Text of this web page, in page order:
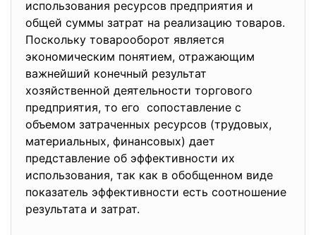
использования ресурсов предприятия и
общей суммы затрат на реализацию товаров.
Поскольку товарооборот является
экономическим понятием, отражающим
важнейший конечный результат
хозяйственной деятельности торгового
предприятия, то его сопоставление с
объемом затраченных ресурсов (трудовых,
материальных, финансовых) дает
представление об эффективности их
использования, так как в обобщенном виде
показатель эффективности есть соотношение
результата и затрат.